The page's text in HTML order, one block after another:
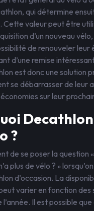
qui détermine
Cette valeur peut être
d’un nouveau
de renouveler
d’une remise
est donc une solution
se débarrasser de leur
sur leur
Decathlon
?
de se poser la question
plus de vélo ? »
d’occasion. La
varier en fonction des
Il est possible